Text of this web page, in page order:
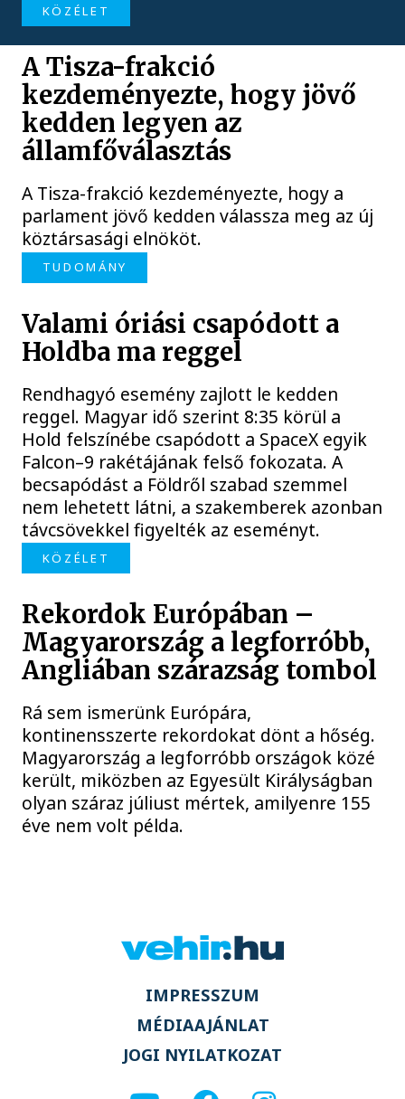
KÖZÉLET
A Tisza-frakció
kezdeményezte, hogy jövő
kedden legyen az
államfőválasztás
A Tisza-frakció kezdeményezte, hogy a
parlament jövő kedden válassza meg az új
köztársasági elnököt.
TUDOMÁNY
Valami óriási csapódott a
Holdba ma reggel
Rendhagyó esemény zajlott le kedden
reggel. Magyar idő szerint 8:35 körül a
Hold felszínébe csapódott a SpaceX egyik
Falcon–9 rakétájának felső fokozata. A
becsapódást a Földről szabad szemmel
nem lehetett látni, a szakemberek azonban
távcsövekkel figyelték az eseményt.
KÖZÉLET
Rekordok Európában –
Magyarország a legforróbb,
Angliában szárazság tombol
Rá sem ismerünk Európára,
kontinensszerte rekordokat dönt a hőség.
Magyarország a legforróbb országok közé
került, miközben az Egyesült Királyságban
olyan száraz júliust mértek, amilyenre 155
éve nem volt példa.
IMPRESSZUM
MÉDIAAJÁNLAT
JOGI NYILATKOZAT